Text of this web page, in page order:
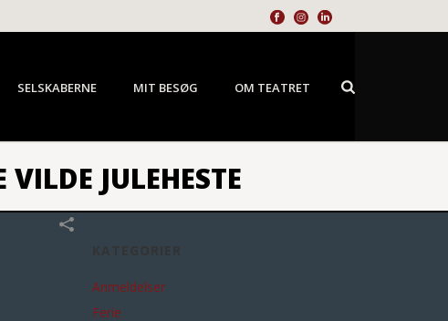
SELSKABERNE MIT BESØG OM TEATRET
JULEHESTE
Anmeldelser
Ferie